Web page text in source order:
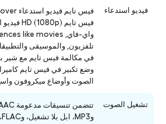
فيديو استدعاء
تلفزيون, والموسيقى
في مكالمة فيس تايم مع شير
وضع تكبير في فيس تايم
الصوت وأوضاع ميكروفون
تشغيل الصوت